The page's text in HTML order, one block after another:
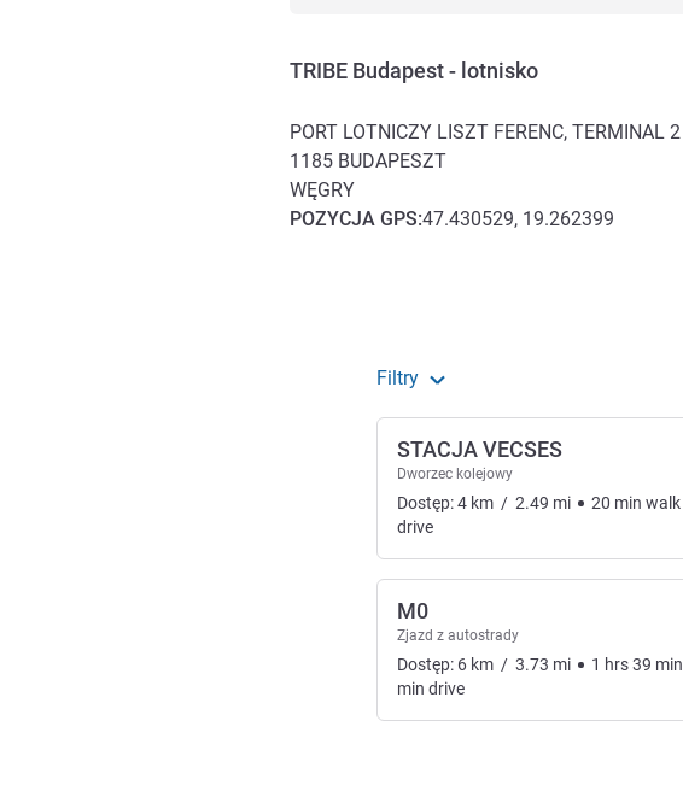
TRIBE Budapest - lotnisko
PORT LOTNICZY LISZT FERENC, TERMINAL 2
1185 BUDAPESZT
WĘGRY
POZYCJA GPS:47.430529, 19.262399
Filtry
STACJA VECSES
Dworzec kolejowy
Dostęp:4 km / 2.49 mi 20 min walk
drive
M0
Zjazd z autostrady
Dostęp: 6 km / 3.73 mi 1 hrs39 min
min drive